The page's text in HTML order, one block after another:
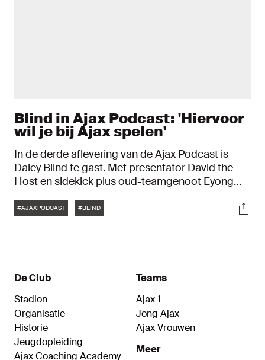
Blind in Ajax Podcast: 'Hiervoor
wil je bij Ajax spelen'
In de derde aflevering van de Ajax Podcast is
Daley Blind te gast. Met presentator David the
Host en sidekick plus oud-teamgenoot Eyong
en de spannende en mooie periode die er voor
Ajax in het verschiet ligt.
Tags
#AJAXPODCAST #BLIND
De Club
Stadion
Organisatie
Historie
Jeugdopleiding
Ajax Coaching Academy
Teams
Ajax 1
Jong Ajax
Ajax Vrouwen
Meer